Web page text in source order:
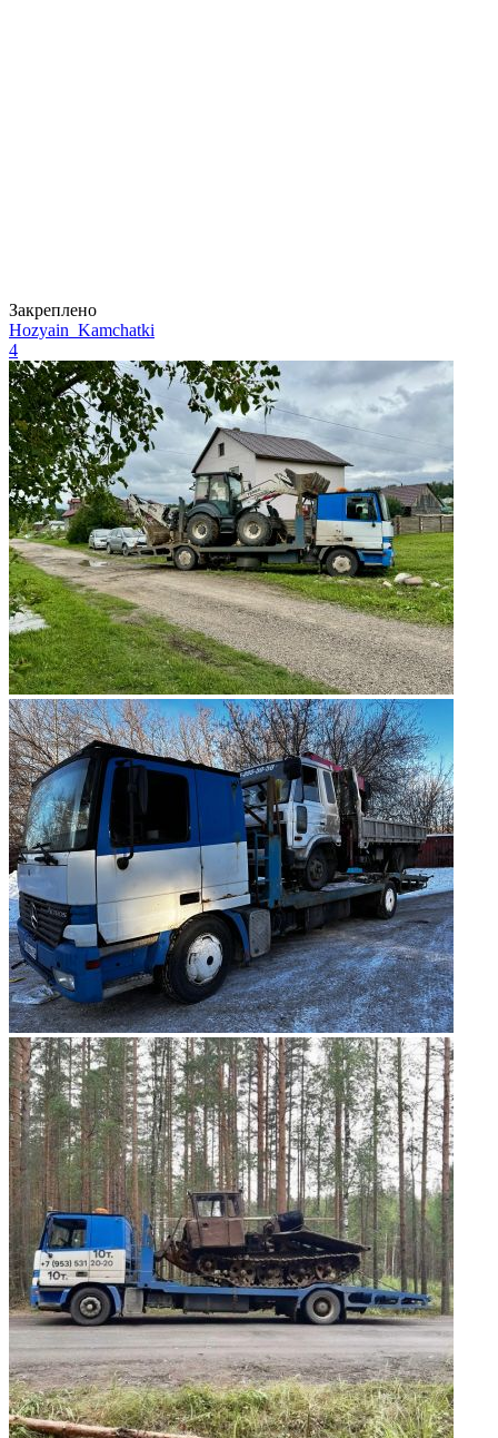
Закреплено
Hozyain_Kamchatki
4